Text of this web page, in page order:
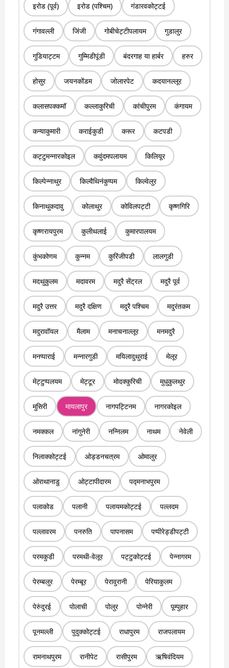
इरोड (पूर्व) इरोड (पश्चिम) गंडारवकोट्टई
गंगावल्ली जिंजी गोबीचेट्टीपलायम गुडालुर
गुडियाट्टम गुम्मिडीपूंडी बंदरगाह या हार्बर हरुर
होसुर जयनकोंडम जोलारपेट कदयानल्लूर
कलासपक्कमॉ कल्लाकुरिची कांचीपुरम कंगायम
कन्याकुमारी कराईकुडी करूर कटपडी
कट्टुमन्नारकोइल कवुंदमपलायम किलियूर
किल्पेन्नाथुर किल्वैथिनंकुप्पम किल्वेलुर
किनाथुकदावु कोलाथुर कोविलपट्टी कृष्णगिरि
कृष्णरायपुरम कुलीथलाई कुमारपालयम
कुंभकोणम कुन्नम कुरिंजीपडी लालगुडी
मदथुकुलम मदावरम मदुरै सेंट्रल मदुरै पूर्व
मदुरै उत्तर मदुरै दक्षिण मदुरै पश्चिम मदुरंतकम
मदुरावॉयल मैलाम मनाचनाल्लूर मनमदुरै
मनप्पाराई मन्नारगुडी मयिलादुथुराई मेलूर
मेट्टुप्पलयम मेट्टूर मोदक्कुरिची मुधुकुलथुर
मुसिरी मायलापुर नागपट्टिनम नागरकोइल
नमक्कल नांगुनेरी नन्निलम नाथम नेवेली
निलाक्कोट्टई ओड्डनचत्रम ओमालुर
ओराथानाडु ओट्टापीदारम पद्मनाभपुरम
पलाकोड पलानी पलायमकोट्टई पल्लदम
पल्लावरम पनरुति पापनासम पप्पीरेड्डीपट्टी
परमकुडी परमथी-वेलूर पट्टुकोट्टई पेन्नागरम
पेरम्बलुर पेरम्बूर पेरावुरानी पेरियाकुलम
पेरुंदुरई पोलाची पोलुर पोन्नेरी पूम्पुहार
पूनमल्ली पुदुक्कोट्टई राधापुरम राजपलायम
रामनाथपुरम रानीपेट रासीपुरम ऋषिवंदियम